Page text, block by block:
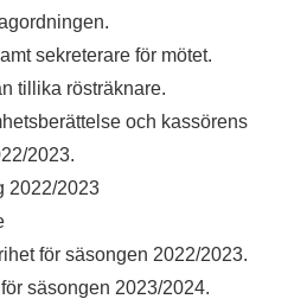
sekreterare för mötet.
tillika rösträknare.
och kassörens
2023.
2022/2023
för säsongen 2022/2023.
säsongen 2023/2024.